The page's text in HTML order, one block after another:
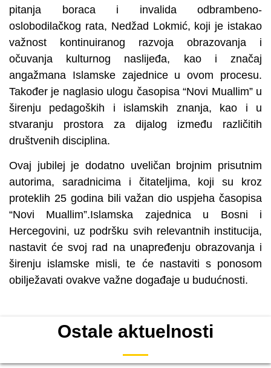
pitanja boraca i invalida odbrambeno-
oslobodilačkog rata, Nedžad Lokmić, koji je istakao
važnost kontinuiranog razvoja obrazovanja i
očuvanja kulturnog naslijeđa, kao i značaj
angažmana Islamske zajednice u ovom procesu.
Također je naglasio ulogu časopisa “Novi Muallim” u
širenju pedagoških i islamskih znanja, kao i u
stvaranju prostora za dijalog između različitih
društvenih disciplina.
Ovaj jubilej je dodatno uveličan brojnim prisutnim
autorima, saradnicima i čitateljima, koji su kroz
proteklih 25 godina bili važan dio uspjeha časopisa
“Novi Muallim”.Islamska zajednica u Bosni i
Hercegovini, uz podršku svih relevantnih institucija,
nastavit će svoj rad na unapređenju obrazovanja i
širenju islamske misli, te će nastaviti s ponosom
obilježavati ovakve važne događaje u budućnosti.
Ostale aktuelnosti